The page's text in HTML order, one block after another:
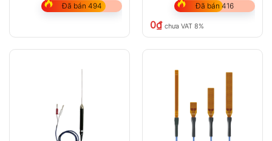
Đã bán 494 Đã bán 416
0₫ chưa VAT 8%